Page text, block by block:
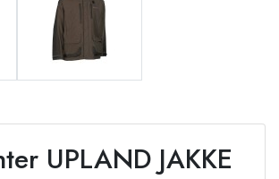
UPLAND JAKKE